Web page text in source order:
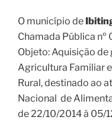
O município de
Chamada Pública
Objeto: Aquisição
Agricultura Familiar
Rural, destinado ao
Nacional de
de 22/10/2014 à 05/